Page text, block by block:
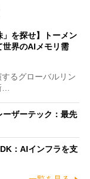
」を探せ】トーメン
世界のAIメモリ需
るグローバルリン
…
ーザーテック：最先
：AIインフラを支